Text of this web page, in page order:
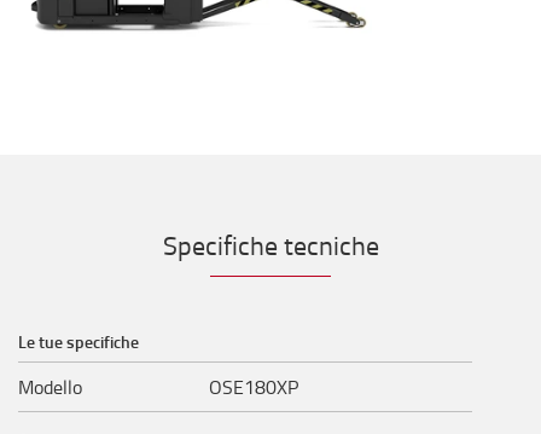
Specifiche tecniche
Le tue specifiche
Modello OSE180XP